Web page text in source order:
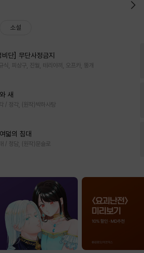
소설
비단] 무단사정금지
식, 피상구, 진월, 테리야끼, 오프카, 뚱개
새
/ 정각, (원작)박하사탕
덟의 침대
/ 청담, (원작)문슬로